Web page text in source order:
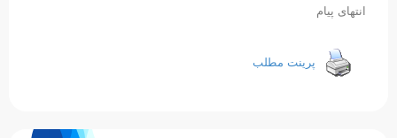
انتهای پیام
پرینت مطلب